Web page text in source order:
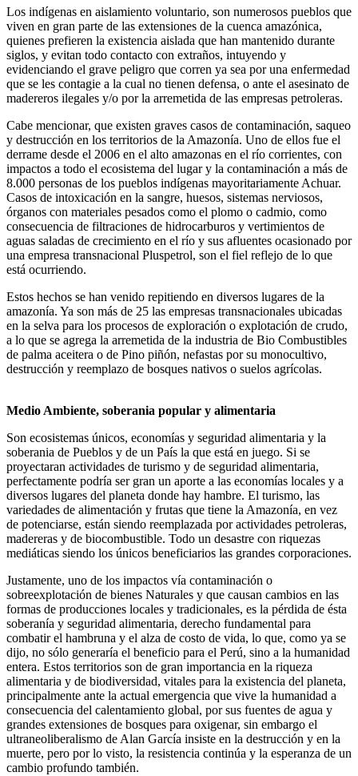
Los indígenas en aislamiento voluntario, son numerosos pueblos que
viven en gran parte de las extensiones de la cuenca amazónica,
quienes prefieren la existencia aislada que han mantenido durante
siglos, y evitan todo contacto con extraños, intuyendo y
evidenciando el grave peligro que corren ya sea por una enfermedad
que se les contagie a la cual no tienen defensa, o ante el asesinato de
madereros ilegales y/o por la arremetida de las empresas petroleras.
Cabe mencionar, que existen graves casos de contaminación, saqueo
y destrucción en los territorios de la Amazonía. Uno de ellos fue el
derrame desde el 2006 en el alto amazonas en el río corrientes, con
impactos a todo el ecosistema del lugar y la contaminación a más de
8.000 personas de los pueblos indígenas mayoritariamente Achuar.
Casos de intoxicación en la sangre, huesos, sistemas nerviosos,
órganos con materiales pesados como el plomo o cadmio, como
consecuencia de filtraciones de hidrocarburos y vertimientos de
aguas saladas de crecimiento en el río y sus afluentes ocasionado por
una empresa transnacional Pluspetrol, son el fiel reflejo de lo que
está ocurriendo.
Estos hechos se han venido repitiendo en diversos lugares de la
amazonía. Ya son más de 25 las empresas transnacionales ubicadas
en la selva para los procesos de exploración o explotación de crudo,
a lo que se agrega la arremetida de la industria de Bio Combustibles
de palma aceitera o de Pino piñón, nefastas por su monocultivo,
destrucción y reemplazo de bosques nativos o suelos agrícolas.
Medio Ambiente, soberania popular y alimentaria
Son ecosistemas únicos, economías y seguridad alimentaria y la
soberania de Pueblos y de un País la que está en juego. Si se
proyectaran actividades de turismo y de seguridad alimentaria,
perfectamente podría ser gran un aporte a las economías locales y a
diversos lugares del planeta donde hay hambre. El turismo, las
variedades de alimentación y frutas que tiene la Amazonía, en vez
de potenciarse, están siendo reemplazada por actividades petroleras,
madereras y de biocombustible. Todo un desastre con riquezas
mediáticas siendo los únicos beneficiarios las grandes corporaciones.
Justamente, uno de los impactos vía contaminación o
sobreexplotación de bienes Naturales y que causan cambios en las
formas de producciones locales y tradicionales, es la pérdida de ésta
soberanía y seguridad alimentaria, derecho fundamental para
combatir el hambruna y el alza de costo de vida, lo que, como ya se
dijo, no sólo generaría el beneficio para el Perú, sino a la humanidad
entera. Estos territorios son de gran importancia en la riqueza
alimentaria y de biodiversidad, vitales para la existencia del planeta,
principalmente ante la actual emergencia que vive la humanidad a
consecuencia del calentamiento global, por sus fuentes de agua y
grandes extensiones de bosques para oxigenar, sin embargo el
ultraneoliberalismo de Alan García insiste en la destrucción y en la
muerte, pero por lo visto, la resistencia continúa y la esperanza de un
cambio profundo también.